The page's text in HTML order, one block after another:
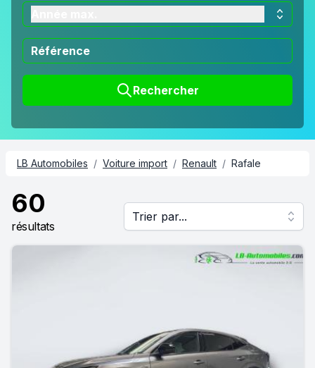
Rechercher
LB Automobiles / Voiture import / Renault / Rafale
60
résultats
Trier par...